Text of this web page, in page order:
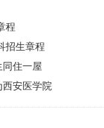
程
招生章程
住一屋
安医学院